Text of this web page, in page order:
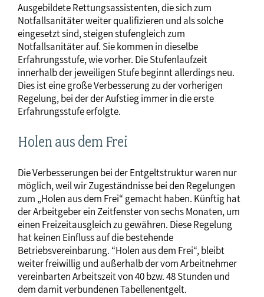
Ausgebildete Rettungsassistenten, die sich zum
Notfallsanitäter weiter qualifizieren und als solche
eingesetzt sind, steigen stufengleich zum
Notfallsanitäter auf. Sie kommen in dieselbe
Erfahrungsstufe, wie vorher. Die Stufenlaufzeit
innerhalb der jeweiligen Stufe beginnt allerdings neu.
Dies ist eine große Verbesserung zu der vorherigen
Regelung, bei der der Aufstieg immer in die erste
Erfahrungsstufe erfolgte.
Holen aus dem Frei
Die Verbesserungen bei der Entgeltstruktur waren nur
möglich, weil wir Zugeständnisse bei den Regelungen
zum „Holen aus dem Frei“ gemacht haben. Künftig hat
der Arbeitgeber ein Zeitfenster von sechs Monaten, um
einen Freizeitausgleich zu gewähren. Diese Regelung
hat keinen Einfluss auf die bestehende
Betriebsvereinbarung. “Holen aus dem Frei“, bleibt
weiter freiwillig und außerhalb der vom Arbeitnehmer
vereinbarten Arbeitszeit von 40 bzw. 48 Stunden und
dem damit verbundenen Tabellenentgelt.